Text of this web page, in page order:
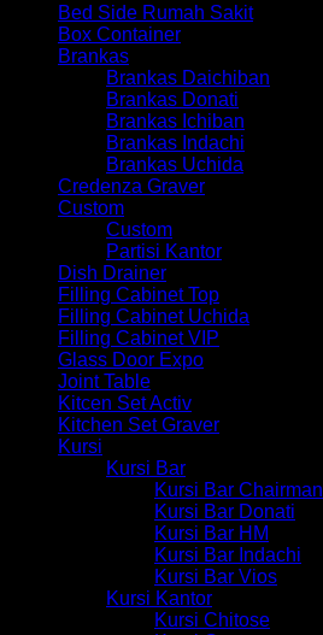
Bed Side Rumah Sakit
Box Container
Brankas
Brankas Daichiban
Brankas Donati
Brankas Ichiban
Brankas Indachi
Brankas Uchida
Credenza Graver
Custom
Custom
Partisi Kantor
Dish Drainer
Filling Cabinet Top
Filling Cabinet Uchida
Filling Cabinet VIP
Glass Door Expo
Joint Table
Kitcen Set Activ
Kitchen Set Graver
Kursi
Kursi Bar
Kursi Bar Chairman
Kursi Bar Donati
Kursi Bar HM
Kursi Bar Indachi
Kursi Bar Vios
Kursi Kantor
Kursi Chitose